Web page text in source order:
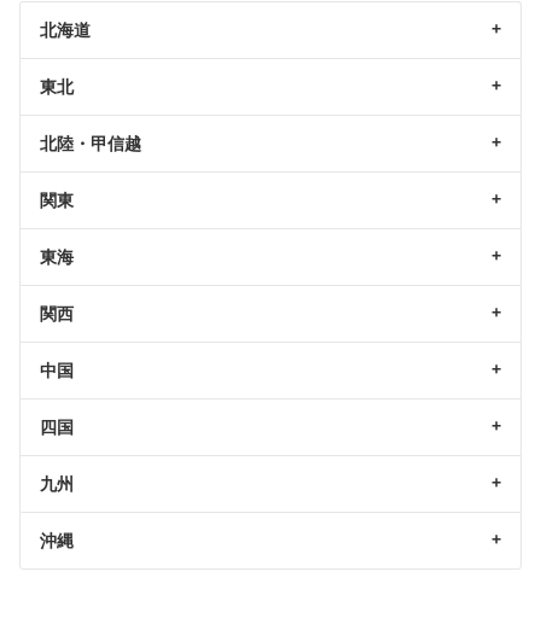
北海道
東北
北陸・甲信越
関東
東海
関西
中国
四国
九州
沖縄